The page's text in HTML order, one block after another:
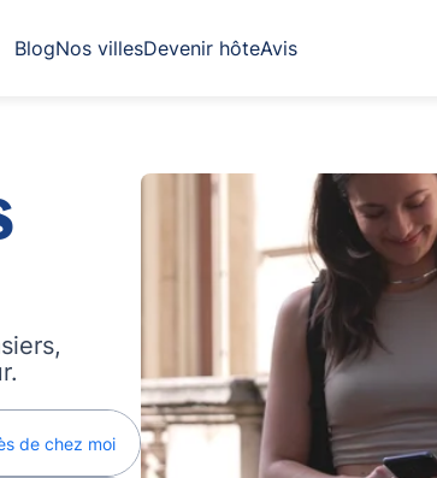
BlogNos villesDevenir hôteAvis
de chez moi